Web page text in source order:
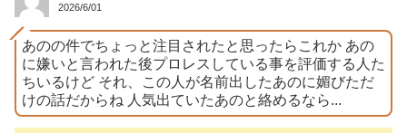
2026/6/01
あのの件でちょっと注目されたと思ったらこれか あの
に嫌いと言われた後プロレスしている事を評価する人た
ちいるけど それ、この人が名前出したあのに媚びただ
けの話だからね 人気出ていたあのと絡めるなら...